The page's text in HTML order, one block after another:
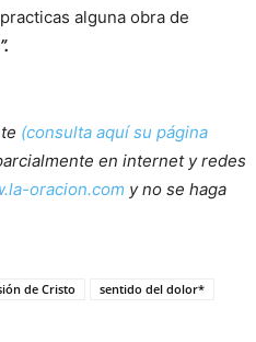
alguna obra de
(consulta aquí su página
en internet y redes
oracion.com y no se haga
de Cristo
sentido del dolor*